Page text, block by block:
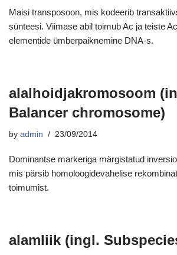
Maisi transposoon, mis kodeerib
sünteesi. Viimase abil toimub Ac ja teiste
elementide ümberpaiknemine DNA-s.
alalhoidjakromosoom
Balancer chromosome)
by admin 23/09/2014
Dominantse markeriga märgistatud
mis pärsib homoloogidevahelise
toimumist.
alamliik (ingl.